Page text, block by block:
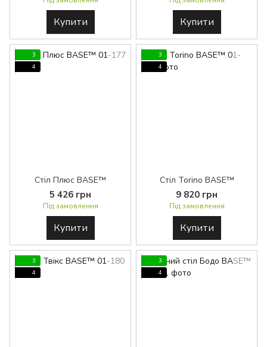
Купити Купити
3
4
Стіл Плюс BASE™
5 426 грн
Під замовлення
Купити
3
4
Стіл Torino BASE™
9 820 грн
Під замовлення
Купити
3
4
3
4